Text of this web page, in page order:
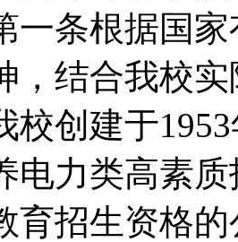
根据国家
，结合我
校创建于
电力类高素
育招生资格